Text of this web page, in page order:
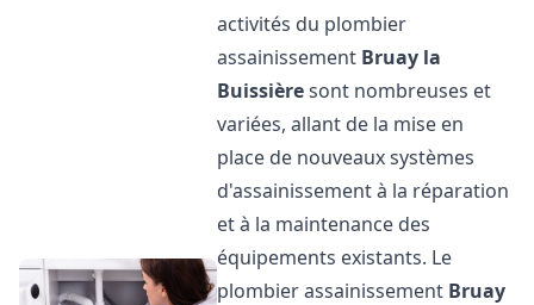
activités du plombier
assainissement Bruay la
Buissièresont nombreuses et
variées, allant de la mise en
place de nouveaux systèmes
d'assainissement à la réparation
et à la maintenance des
équipements existants. Le
plombier assainissement Bruay